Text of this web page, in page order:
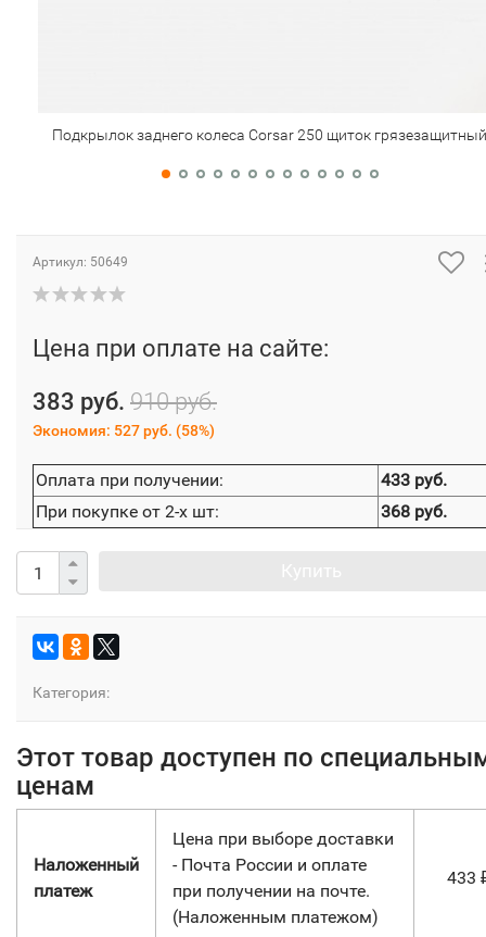
Подкрылок заднего колеса Corsar 250 щиток грязезащитный
Артикул: 50649
Цена при оплате на сайте:
383 руб. 910 руб.
Экономия: 527 руб. (58%)
Оплата при получении:
433 руб.
При покупке от 2-х шт:
368 руб.
Категория:
Этот товар доступен по
ценам
Наложенный
платеж
Цена при выборе доставки
- Почта России и оплате
при получении на почте.
(Наложенным платежом)
433